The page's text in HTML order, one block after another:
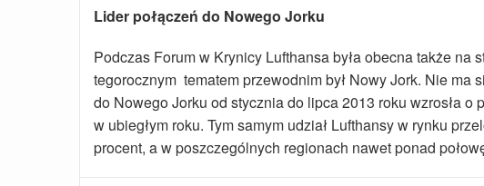
Lider połączeń do Nowego Jorku
Podczas Forum w Krynicy Lufthansa była obecna także
tegorocznym tematem przewodnim był Nowy Jork. Nie
do Nowego Jorku od stycznia do lipca 2013 roku wzrosła
w ubiegłym roku. Tym samym udział Lufthansy w rynku
procent, a w poszczególnych regionach nawet ponad